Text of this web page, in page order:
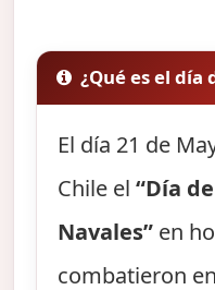
¿Qué es el día
El día 21 de
Chile el“Día
Navales” en
combatieron